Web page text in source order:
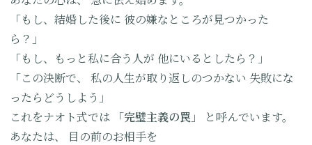
「もし、結婚した後に 彼の嫌なところが見つかった
ら？」
「もし、もっと私に合う人が 他にいるとしたら？」
「この決断で、
私の人生が取り返しのつかない 失敗にな
ったらどうしよう」
これをナオト式では
「完璧主義の罠」
と呼んでいます。
あなたは、
目の前のお相手を